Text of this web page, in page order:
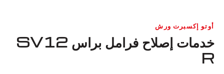
أوتو إكسبرت ورش
خدمات إصلاح فرامل براس SV12
R